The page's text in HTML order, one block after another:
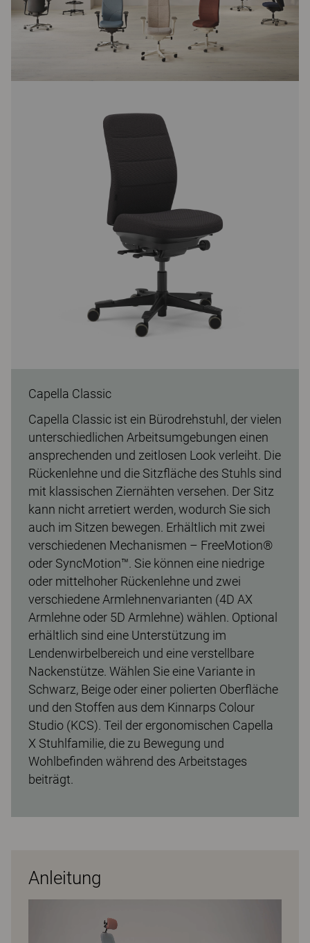
Capella Classic
Capella Classic ist ein Bürodrehstuhl, der vielen
unterschiedlichen Arbeitsumgebungen einen
ansprechenden und zeitlosen Look verleiht. Die
Rückenlehne und die Sitzfläche des Stuhls sind
mit klassischen Ziernähten versehen. Der Sitz
kann nicht arretiert werden, wodurch Sie sich
auch im Sitzen bewegen. Erhältlich mit zwei
verschiedenen Mechanismen – FreeMotion®
oder SyncMotion™. Sie können eine niedrige
oder mittelhoher Rückenlehne und zwei
verschiedene Armlehnenvarianten (4D AX
Armlehne oder 5D Armlehne) wählen. Optional
erhältlich sind eine Unterstützung im
Lendenwirbelbereich und eine verstellbare
Nackenstütze. Wählen Sie eine Variante in
Schwarz, Beige oder einer polierten Oberfläche
und den Stoffen aus dem Kinnarps Colour
Studio (KCS). Teil der ergonomischen Capella
X Stuhlfamilie, die zu Bewegung und
Wohlbefinden während des Arbeitstages
beiträgt.
Anleitung